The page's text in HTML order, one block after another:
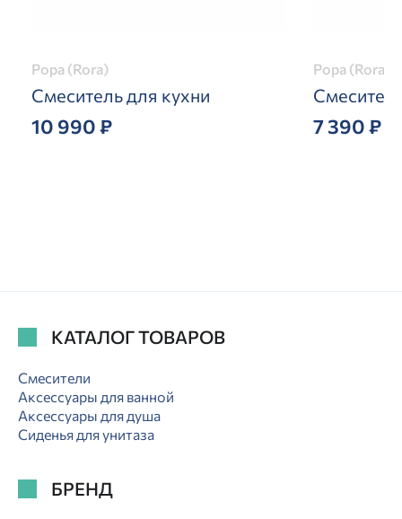
Рора (Rora)
Смеситель для кухни
10 990 ₽
Рора (Rora)
7 390 ₽
КАТАЛОГ ТОВАРОВ
Смесители
Аксессуары для ванной
Аксессуары для душа
Сиденья для унитаза
БРЕНД